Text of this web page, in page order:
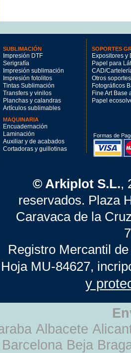
SUBLIMACIÓN
Impresión DTF
Serigrafía
Impresión sublimación
Impresión fotolitos
Tintas Sublimación
Transfers y vinilos
Planchas y calandras
Artículos sublimables
MAQUINARIA
Encuadernación
Laminación
Auxiliar y de acabados
Cortadoras y guillotinas
SOPORTES
Expositores y
Papel para
CAD/
Otros soportes
Fotográficos
Fine Art Base
Papel
Formas de
© Arkiplot S.L.,
reservados. Plaza
Caravaca de la
Registro Mercantil
Hoja MU-84627,
y
Albacete
Beja